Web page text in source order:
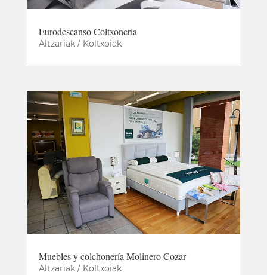
Eurodescanso Coltxoneria
Altzariak / Koltxoiak
Muebles y colchonería Molinero Cozar
Altzariak / Koltxoiak